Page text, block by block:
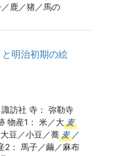
鹿／猪／馬の
と明治初期の絵
訪社 寺： 弥勒寺
物産1： 米／大 麦
豆／小豆／蕎 麦 ／
2： 馬子／繭／麻布